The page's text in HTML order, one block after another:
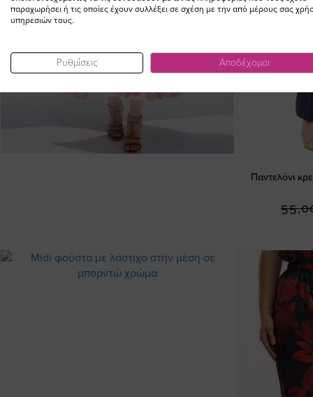
Παντελόνι
παραχωρήσει ή τις οποίες έχουν συλλέξει σε σχέση με την από μέρους σας
υπηρεσιών τους.
Ρυθμίσεις Αποδέχομαι